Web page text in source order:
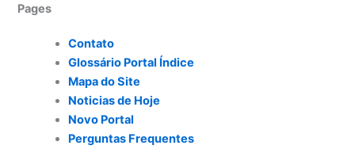
Pages
Contato
Glossário Portal Índice
Mapa do Site
Noticias de Hoje
Novo Portal
Perguntas Frequentes